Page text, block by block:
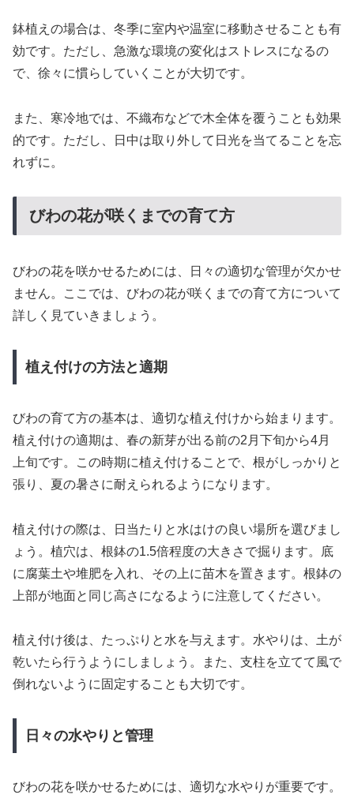
鉢植えの場合は、冬季に室内や温室に移動させることも有
効です。ただし、急激な環境の変化はストレスになるの
で、徐々に慣らしていくことが大切です。
また、寒冷地では、不織布などで木全体を覆うことも効果
的です。ただし、日中は取り外して日光を当てることを忘
れずに。
びわの花が咲くまでの育て方
びわの花を咲かせるためには、日々の適切な管理が欠かせ
ません。ここでは、びわの花が咲くまでの育て方について
詳しく見ていきましょう。
植え付けの方法と適期
びわの育て方の基本は、適切な植え付けから始まります。
植え付けの適期は、春の新芽が出る前の2月下旬から4月
上旬です。この時期に植え付けることで、根がしっかりと
張り、夏の暑さに耐えられるようになります。
植え付けの際は、日当たりと水はけの良い場所を選びまし
ょう。植穴は、根鉢の1.5倍程度の大きさで掘ります。底
に腐葉土や堆肥を入れ、その上に苗木を置きます。根鉢の
上部が地面と同じ高さになるように注意してください。
植え付け後は、たっぷりと水を与えます。水やりは、土が
乾いたら行うようにしましょう。また、支柱を立てて風で
倒れないように固定することも大切です。
日々の水やりと管理
びわの花を咲かせるためには、適切な水やりが重要です。